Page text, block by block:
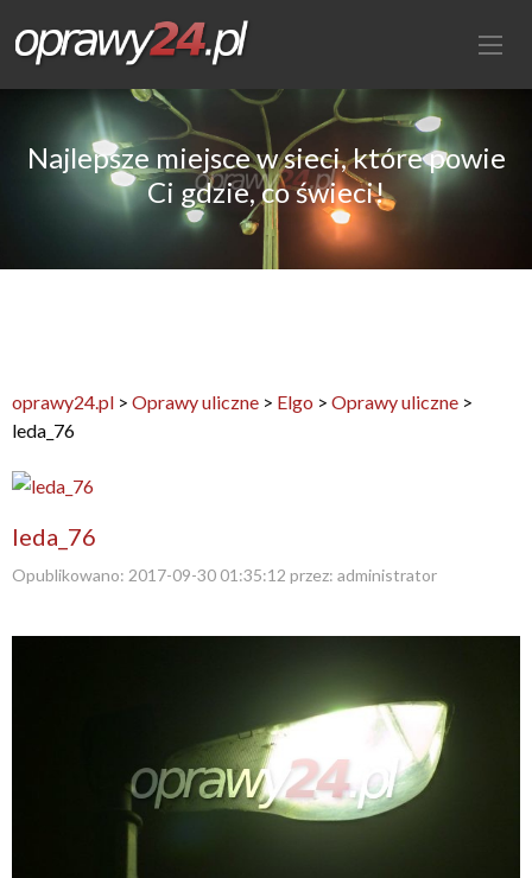
Najlepsze miejsce w sieci, które powie
Ci gdzie, co świeci!
oprawy24.pl > Oprawy uliczne > Elgo > Oprawy uliczne >
leda_76
leda_76
Opublikowano: 2017-09-30 01:35:12 przez: administrator